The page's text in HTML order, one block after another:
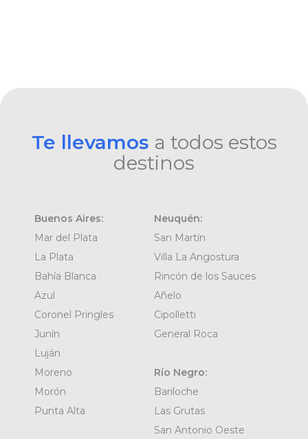
Te llevamos a todos estos
destinos
Buenos Aires:
Mar del Plata
La Plata
Bahía Blanca
Azul
Coronel Pringles
Junín
Luján
Moreno
Morón
Punta Alta
Neuquén:
San Martín
Villa La Angostura
Rincón de los Sauces
Añelo
Cipolletti
General Roca
Río Negro:
Bariloche
Las Grutas
San Antonio Oeste